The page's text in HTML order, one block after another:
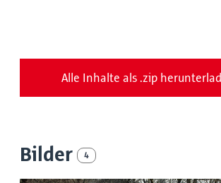
Alle Inhalte als .zip
Bilder 4